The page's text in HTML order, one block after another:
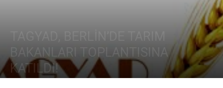
TAGYAD, BERLİN’DE TARIM
BAKANLARI TOPLANTISINA
KATILDI!